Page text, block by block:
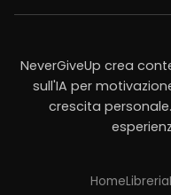
NeverGiveUp crea
sull'IA per
crescita
HomeLibreria